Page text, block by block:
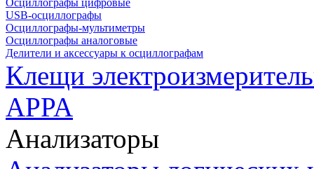
Осциллографы цифровые
USB-осциллографы
Осциллографы-мультиметры
Осциллографы аналоговые
Делители и аксессуары к осциллографам
Клещи
APPA
Анализаторы